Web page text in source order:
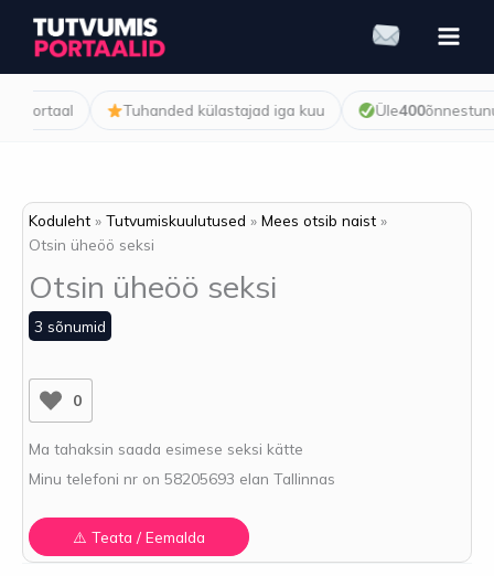
content
Tuhanded külastajad iga kuu Üle400
Koduleht Tutvumiskuulutused
Mees otsib naist
Otsin üheöö seksi
Otsin üheöö seksi
3 sõnumid
0
Ma tahaksin saada esimese seksi kätte
Minu telefoni nr on 58205693 elan Tallinnas